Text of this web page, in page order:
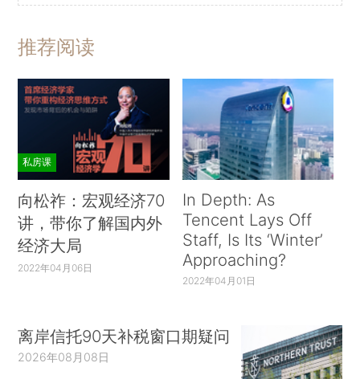
推荐阅读
私房课
向松祚：宏观经济70
讲，带你了解国内外
经济大局
2022年04月06日
In Depth: As
Tencent Lays Off
Staff, Is Its ‘Winter’
Approaching?
2022年04月01日
离岸信托90天补税窗口期疑问
2026年08月08日